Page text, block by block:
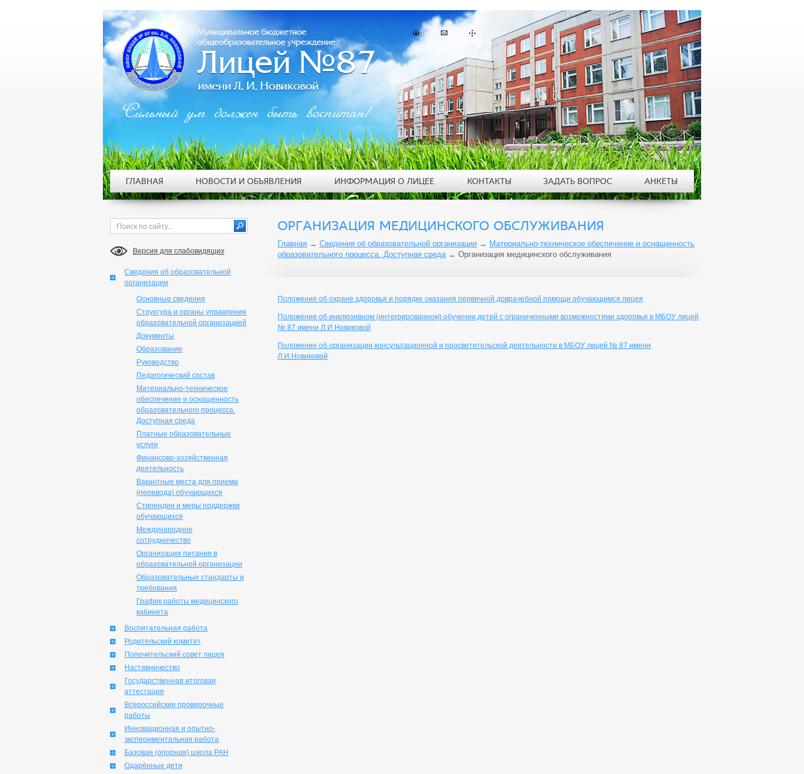
Версия для слабовидящих
Сведения об образовательной
организации
Основные сведения
Структура и органы управления
образовательной организацией
Документы
Образование
Руководство
Педагогический состав
Материально-техническое
обеспечение и оснащенность
образовательного процесса.
Доступная среда
Платные образовательные
услуги
Финансово-хозяйственная
деятельность
Вакантные места для приема
(перевода) обучающихся
Стипендии и меры поддержки
обучающихся
Международное
сотрудничество
Организация питания в
образовательной организации
Образовательные стандарты и
требования
График работы медицинского
кабинета
Воспитательная работа
Родительский комитет
Попечительский совет лицея
Наставничество
Государственная итоговая
аттестация
Всероссийские проверочные
работы
Инновационная и опытно-
экспериментальная работа
Базовая (опорная) школа РАН
Одарённые дети
ОРГАНИЗАЦИЯ МЕДИЦИНСКОГО ОБСЛУЖИВАНИЯ
Главная → Сведения об образовательной организации → Материально-техническое обеспечение и оснащенность
образовательного процесса. Доступная среда→ Организация медицинского обслуживания
Положение об охране здоровья и порядке оказания первичной доврачебной помощи обучающимся лицея
Положение об инклюзивном (интегрированном) обучении детей с ограниченными возможностями здоровья в МБОУ лицей
№ 87 имени Л.И.Новиковой
Положение об организации консультационной и просветительской деятельности в МБОУ лицей № 87 имени
Л.И.Новиковой
Сильный ум должен быть воспитан!
ГЛАВНАЯ НОВОСТИ И ОБЪЯВЛЕНИЯ ИНФОРМАЦИЯ О ЛИЦЕЕ КОНТАКТЫ ЗАДАТЬ ВОПРОС АНКЕТЫ